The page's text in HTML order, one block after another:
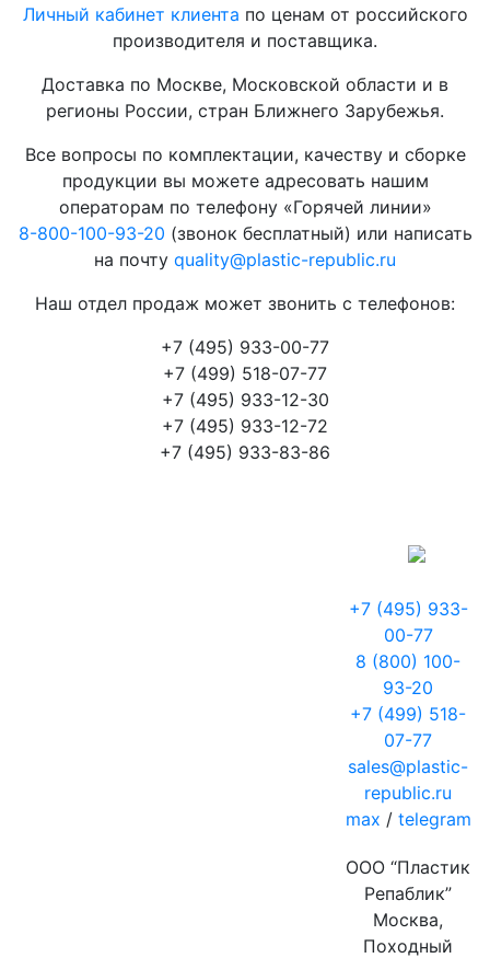
Личный кабинет клиента по ценам от российского
производителя и поставщика.
Доставка по Москве, Московской области и в
регионы России, стран Ближнего Зарубежья.
Все вопросы по комплектации, качеству и сборке
продукции вы можете адресовать нашим
операторам по телефону «Горячей линии»
8-800-100-93-20 (звонок бесплатный) или написать
на почту quality@plastic-republic.ru
Наш отдел продаж может звонить с телефонов:
+7 (495) 933-00-77
+7 (499) 518-07-77
+7 (495) 933-12-30
+7 (495) 933-12-72
+7 (495) 933-83-86
+7 (495) 933-
00-77
8 (800) 100-
93-20
+7 (499) 518-
07-77
sales@plastic-
republic.ru
max / telegram
ООО “Пластик
Репаблик”
Москва,
Походный